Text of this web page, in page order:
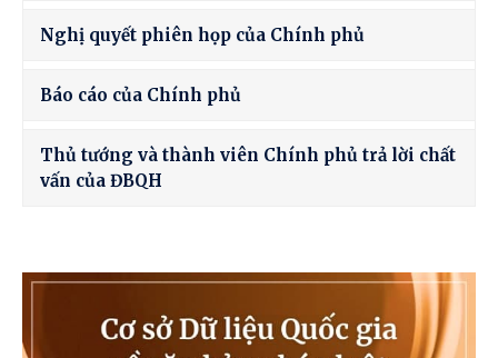
Nghị quyết phiên họp của Chính phủ
Báo cáo của Chính phủ
Thủ tướng và thành viên Chính phủ trả lời chất
vấn của ĐBQH